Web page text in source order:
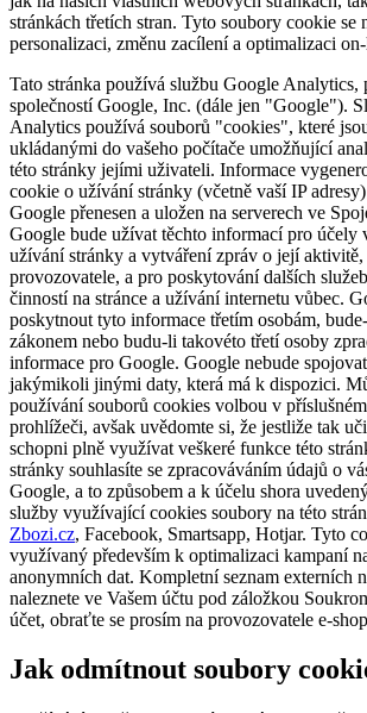
stránkách třetích stran. Tyto soubory cookie
personalizaci, změnu zacílení a optimalizaci
Tato stránka používá službu Google Analytics,
společností Google, Inc. (dále jen "Google").
Analytics používá souborů "cookies", které
ukládanými do vašeho počítače umožňující
této stránky jejími uživateli. Informace
cookie o užívání stránky (včetně vaší IP
Google přenesen a uložen na serverech ve
Google bude užívat těchto informací pro účely
užívání stránky a vytváření zpráv o její
provozovatele, a pro poskytování dalších
činností na stránce a užívání internetu vůbec.
poskytnout tyto informace třetím osobám,
zákonem nebo budu-li takovéto třetí osoby
informace pro Google. Google nebude
jakýmikoli jinými daty, která má k dispozici.
používání souborů cookies volbou v
prohlížeči, avšak uvědomte si, že jestliže tak
schopni plně využívat veškeré funkce této
stránky souhlasíte se zpracováváním údajů o
Google, a to způsobem a k účelu shora
služby využívající cookies soubory na této
Zbozi.cz, Facebook, Smartsapp, Hotjar. Tyto
využívaný především k optimalizaci kampaní
anonymních dat. Kompletní seznam externích
naleznete ve Vašem účtu pod záložkou
účet, obraťte se prosím na provozovatele e-
Jak odmítnout soubory